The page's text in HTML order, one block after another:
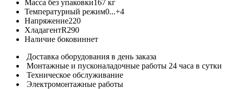
Масса без упаковки167 кг
Температурный режим0...+4
Напряжение220
ХладагентR290
Наличие боковиннет
Доставка оборудования в день заказа
Монтажные и пусконаладочные работы 24 часа в сутки
Техническое обслуживание
Электромонтажные работы